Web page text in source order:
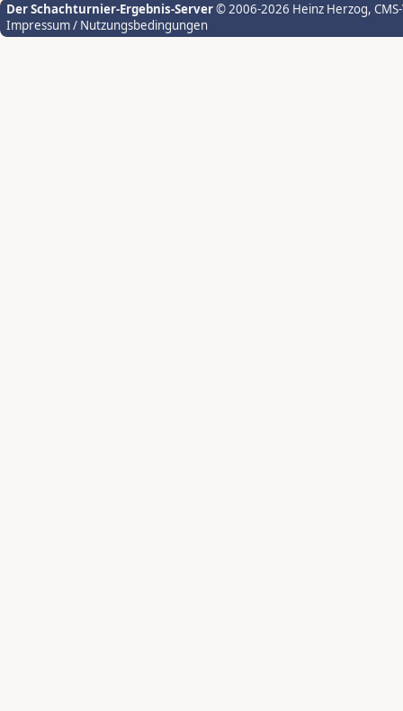
Der Schachturnier-Ergebnis-Server© 2006-2026 Heinz Herzog,
Impressum / Nutzungsbedingungen